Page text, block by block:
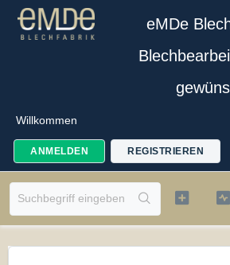
eMDe
Willkommen
ANMELDEN REGISTRIEREN